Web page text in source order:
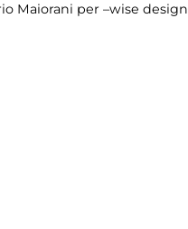
Maiorani per –wise design